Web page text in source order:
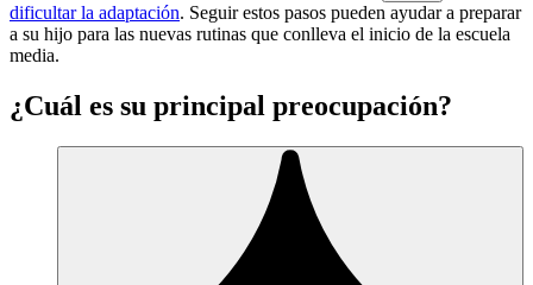
dificultar la adaptación. Seguir estos pasos pueden ayudar a preparar
a su hijo para las nuevas rutinas que conlleva el inicio de la escuela
media.
¿Cuál es su principal preocupación?